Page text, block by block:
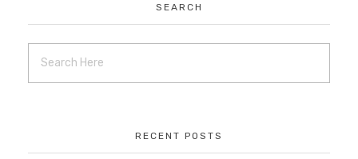
SEARCH
RECENT POSTS